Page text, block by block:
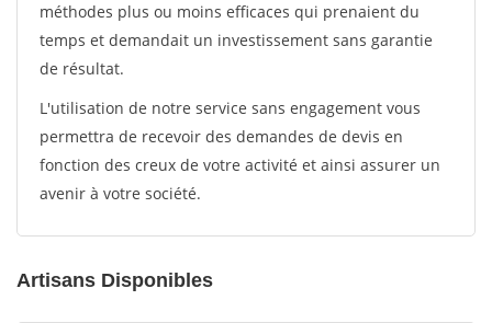
méthodes plus ou moins efficaces qui prenaient du
temps et demandait un investissement sans garantie
de résultat.
L'utilisation de notre service sans engagement vous
permettra de recevoir des demandes de devis en
fonction des creux de votre activité et ainsi assurer un
avenir à votre société.
Artisans Disponibles